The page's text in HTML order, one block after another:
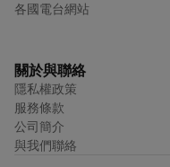
各國電台網站
關於與聯絡
隱私權政策
服務條款
公司簡介
與我們聯絡